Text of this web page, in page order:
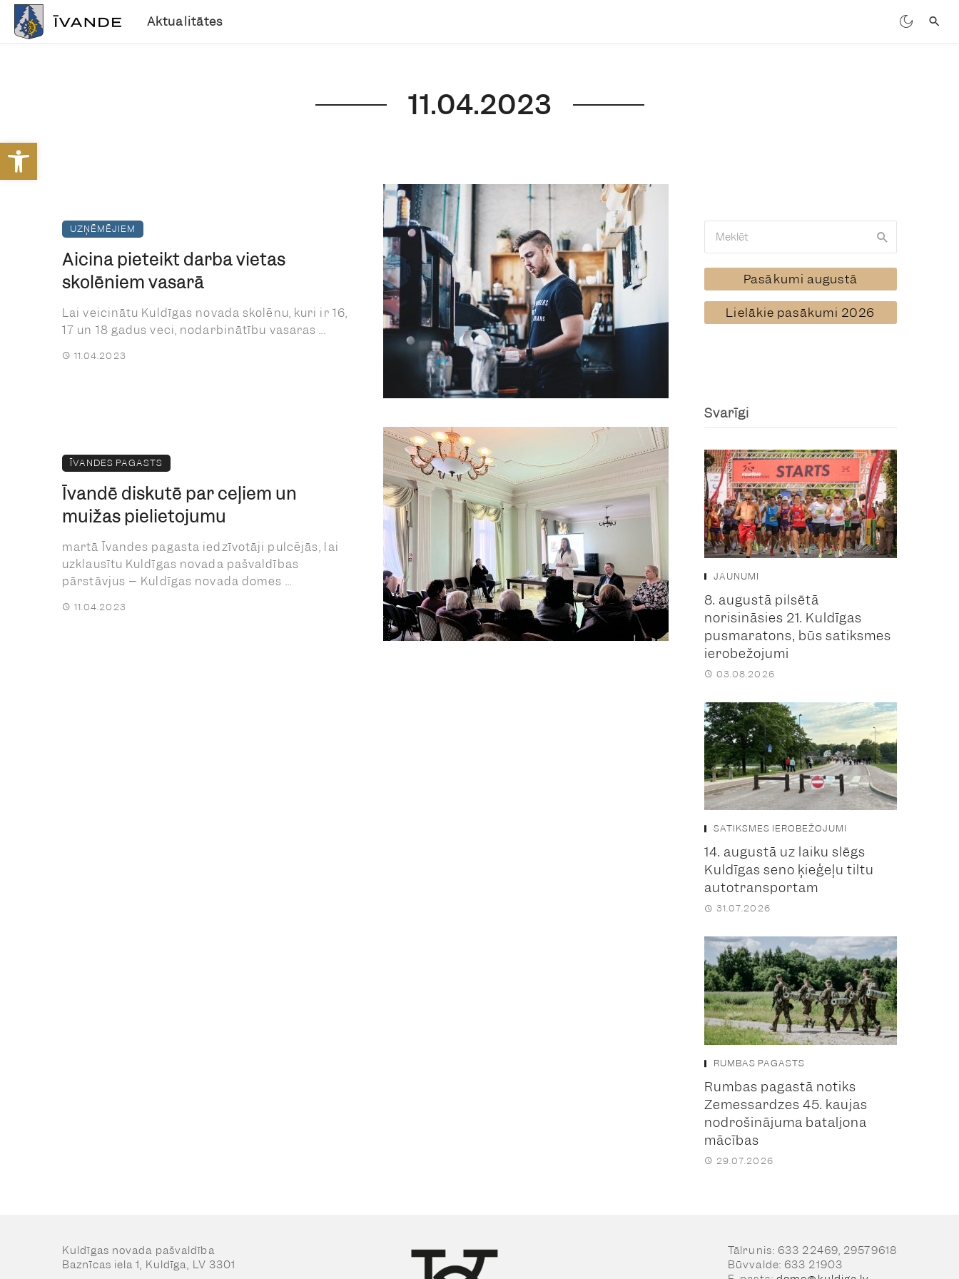
Open toolbar
Aktualitātes
11.04.2023
UZŅĒMĒJIEM
Aicina pieteikt darba vietas
skolēniem vasarā
Lai veicinātu Kuldīgas novada skolēnu, kuri ir 16,
17 un 18 gadus veci, nodarbinātību vasaras ...
11.04.2023
ĪVANDES PAGASTS
Īvandē diskutē par ceļiem un
muižas pielietojumu
martā Īvandes pagasta iedzīvotāji pulcējās, lai
uzklausītu Kuldīgas novada pašvaldības
pārstāvjus – Kuldīgas novada domes ...
11.04.2023
Pasākumi augustā
Lielākie pasākumi 2026
Svarīgi
JAUNUMI
8. augustā pilsētā
norisināsies 21. Kuldīgas
pusmaratons, būs satiksmes
ierobežojumi
03.08.2026
SATIKSMES IEROBEŽOJUMI
14. augustā uz laiku slēgs
Kuldīgas seno ķieģeļu tiltu
autotransportam
31.07.2026
RUMBAS PAGASTS
Rumbas pagastā notiks
Zemessardzes 45. kaujas
nodrošinājuma bataljona
mācības
29.07.2026
Kuldīgas novada pašvaldība
Baznīcas iela 1, Kuldīga, LV 3301
Tālrunis: 633 22469, 29579618
Būvvalde: 633 21903